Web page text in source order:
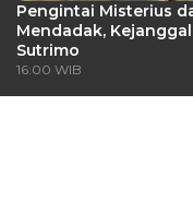
Pengintai Misterius
Mendadak,
Sutrimo
16:00 WIB